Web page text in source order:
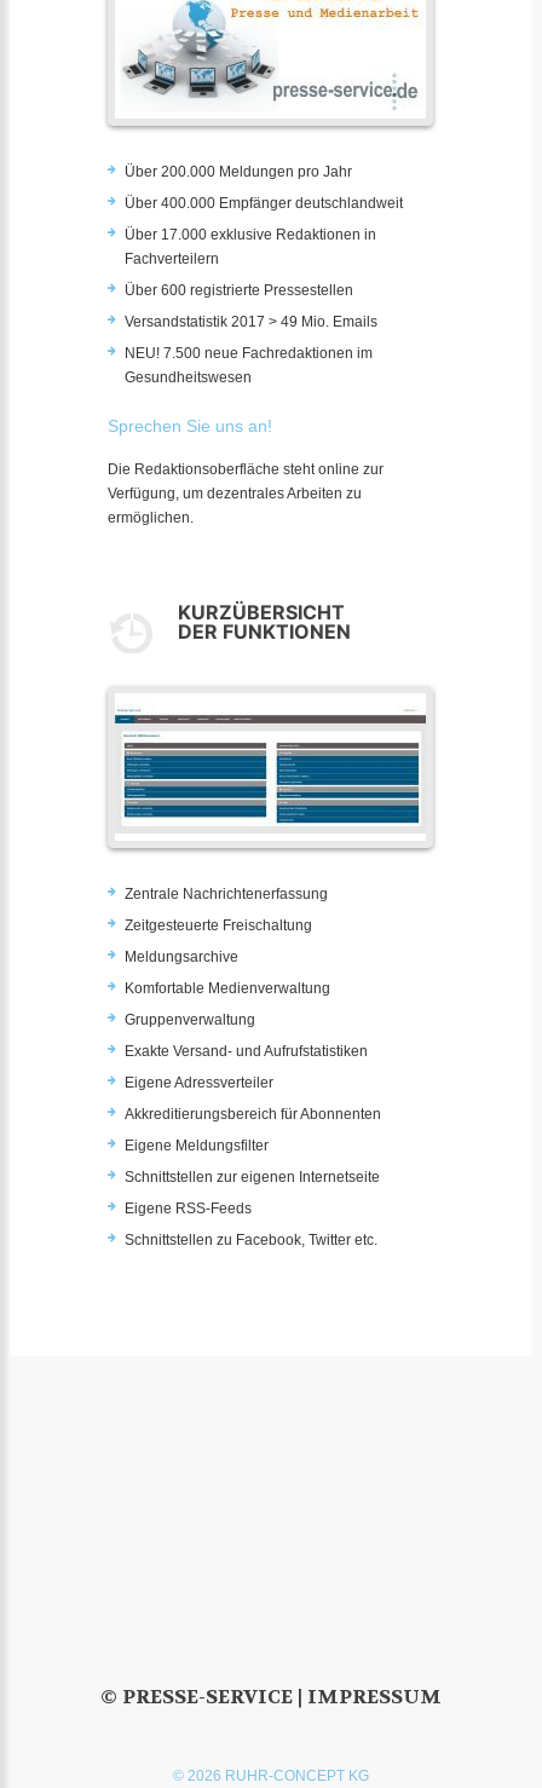
Über 200.000 Meldungen pro Jahr
Über 400.000 Empfänger deutschlandweit
Über 17.000 exklusive Redaktionen in
Fachverteilern
Über 600 registrierte Pressestellen
Versandstatistik 2017 > 49 Mio. Emails
NEU! 7.500 neue Fachredaktionen im
Gesundheitswesen
Sprechen Sie uns an!
Die Redaktionsoberfläche steht online zur
Verfügung, um dezentrales Arbeiten zu
ermöglichen.
KURZÜBERSICHT
DER FUNKTIONEN
Zentrale Nachrichtenerfassung
Zeitgesteuerte Freischaltung
Meldungsarchive
Komfortable Medienverwaltung
Gruppenverwaltung
Exakte Versand- und Aufrufstatistiken
Eigene Adressverteiler
Akkreditierungsbereich für Abonnenten
Eigene Meldungsfilter
Schnittstellen zur eigenen Internetseite
Eigene RSS-Feeds
Schnittstellen zu Facebook, Twitter etc.
© PRESSE-SERVICE | IMPRESSUM
© 2026 RUHR-CONCEPT KG